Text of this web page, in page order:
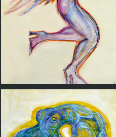
Iluminada